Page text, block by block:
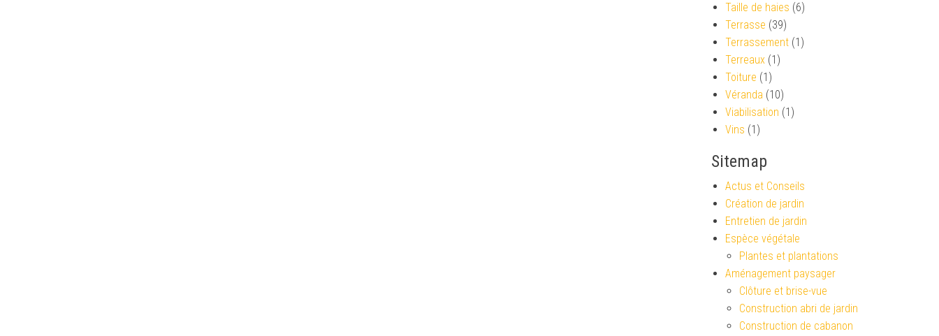
Taille de haies (6)
Terrasse (39)
Terrassement (1)
Terreaux (1)
Toiture (1)
Véranda (10)
Viabilisation (1)
Vins (1)
Sitemap
Actus et Conseils
Création de jardin
Entretien de jardin
Espèce végétale
Plantes et plantations
Aménagement paysager
Clôture et brise-vue
Construction abri de jardin
Construction de cabanon